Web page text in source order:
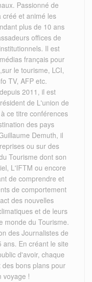
Passionné de
créé et animé les
plus de 10 ans
offices de
Il est
français pour
le tourisme, LCI,
TV, AFP etc.
2011, il est
de L'union de
ce titre conférences
des pays
Demuth, il
ou sur des
Tourisme dont son
L'IFTM ou encore
de comprendre et
de comportement
des nouvelles
et de leurs
monde du Tourisme.
des Journalistes de
En créant le site
d'avoir, chaque
bons plans pour
voyage !